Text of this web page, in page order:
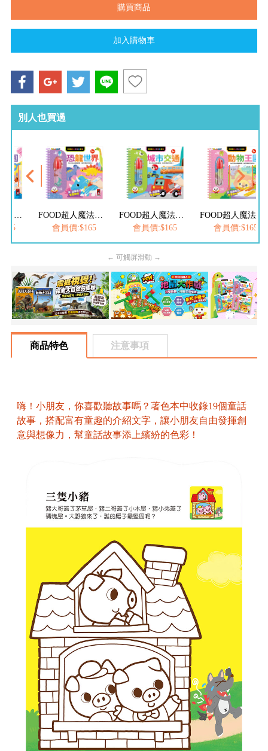
別人也買過
會員價:$165
會員價:$165
會員價:$165
← 可觸屏滑動 →
商品特色 注意事項
嗨！小朋友，你喜歡聽故事嗎？著色本中收錄19個童話
故事，搭配富有童趣的介紹文字，讓小朋友自由發揮創
意與想像力，幫童話故事添上繽紛的色彩！